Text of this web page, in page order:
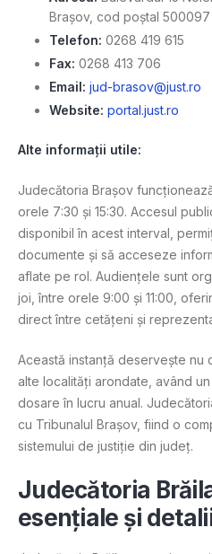
Brașov, cod poștal 500097
Telefon: 0268 419 615
Fax: 0268 413 706
Email: jud-brasov@just.ro
Website: portal.just.ro
Alte informații utile:
Judecătoria Brașov
orele 7:30 și 15:30. Accesul
disponibil în acest interval,
documente și să acceseze
aflate pe rol. Audiențele sunt
joi, între orele 9:00 și 11:00,
direct între cetățeni și
Această instanță deservește nu
alte localități arondate, având
dosare în lucru anual.
cu Tribunalul Brașov, fiind o
sistemului de justiție din județ​.
Judecătoria
esențiale și